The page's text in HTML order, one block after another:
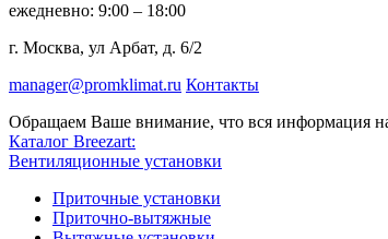
ежедневно: 9:00 – 18:00
г. Москва, ул Арбат, д. 6/2
manager@promklimat.ru Контакты
Обращаем Ваше внимание, что вся информация
Каталог Breezart:
Вентиляционные установки
Приточные установки
Приточно-вытяжные